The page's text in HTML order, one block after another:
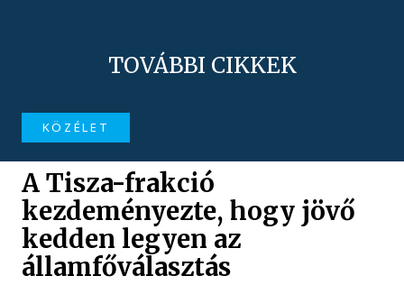
TOVÁBBI CIKKEK
KÖZÉLET
A Tisza-frakció
kezdeményezte, hogy jövő
kedden legyen az
államfőválasztás